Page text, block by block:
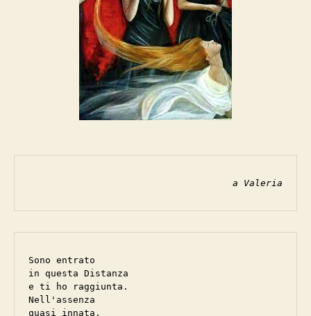
a Valeria
Sono entrato
in questa Distanza
e ti ho raggiunta.
Nell'assenza
quasi innata,